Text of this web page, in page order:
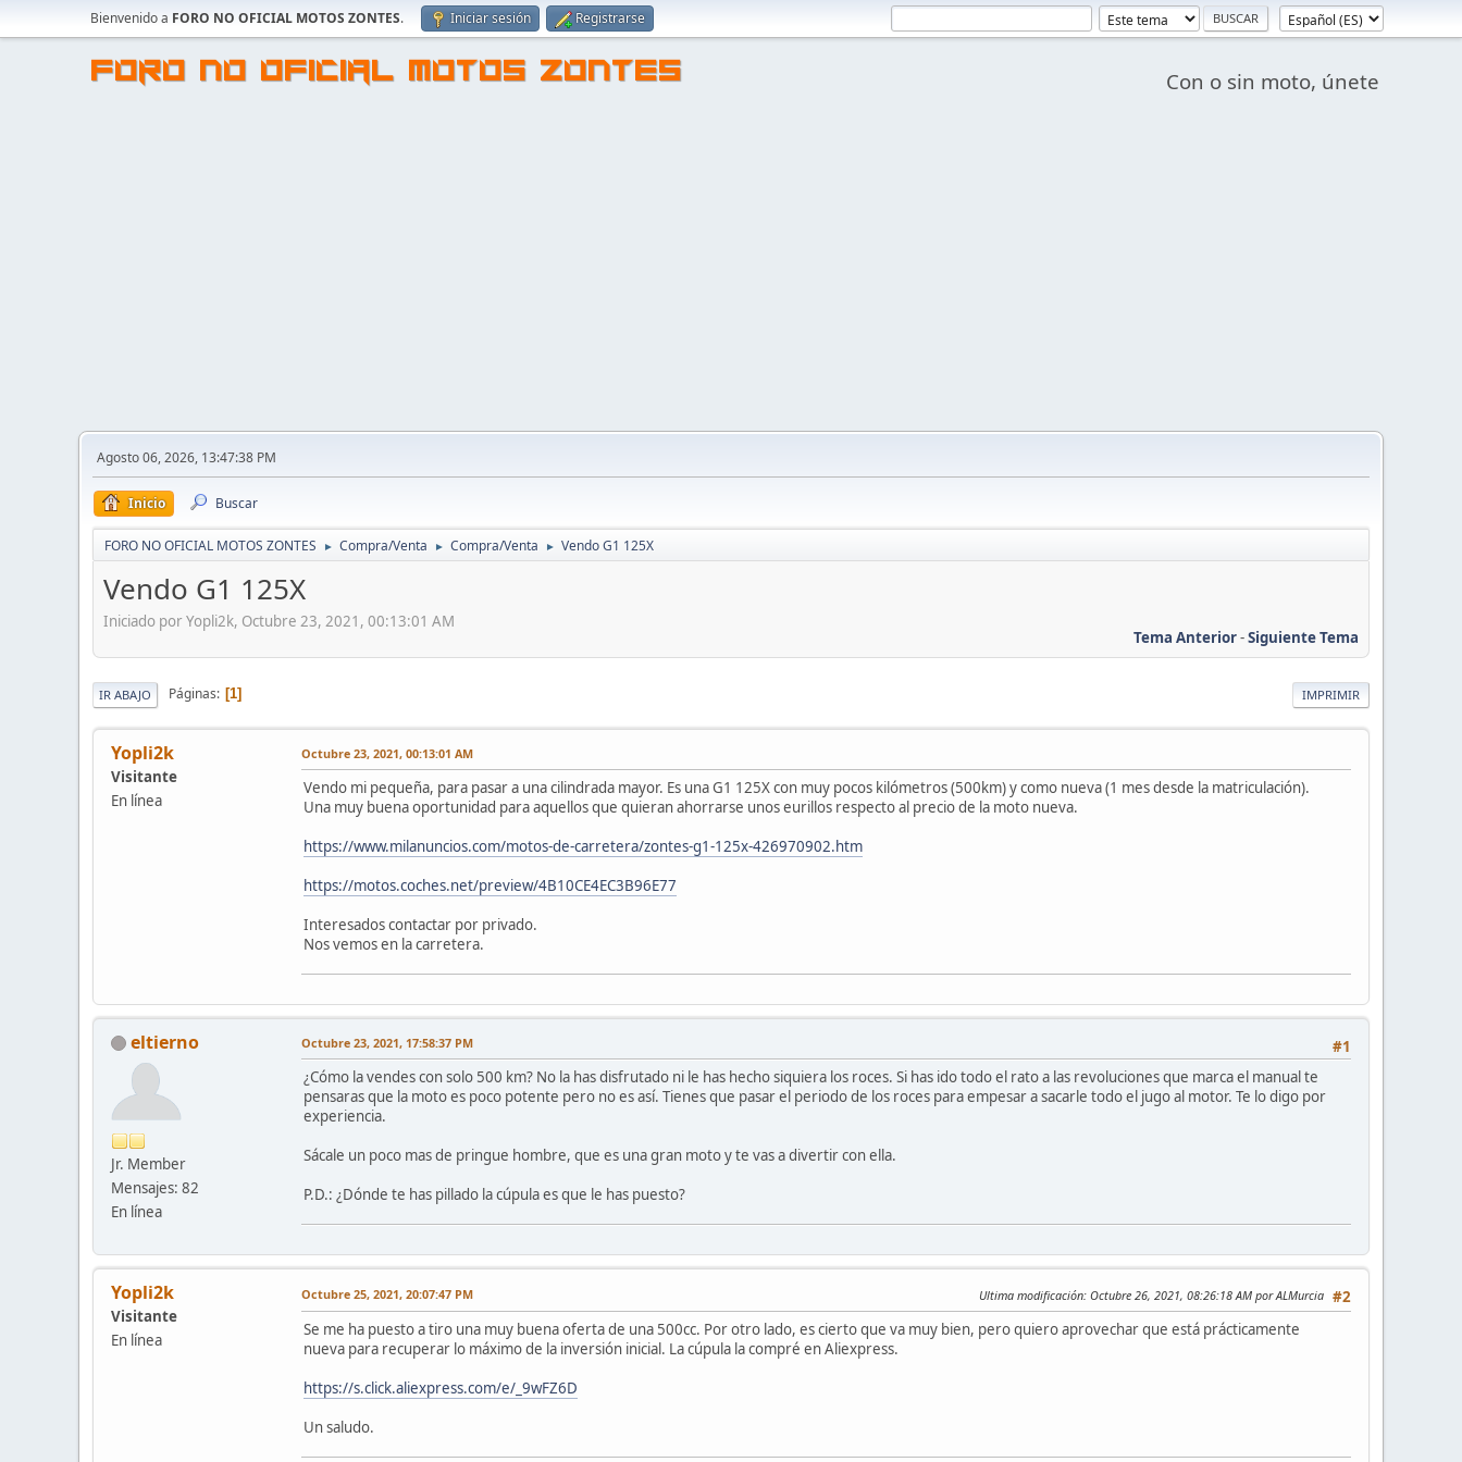
Bienvenido a FORO NO OFICIAL MOTOS ZONTES. Iniciar sesión Registrarse
FORO NO OFICIAL MOTOS ZONTES Con o sin moto, únete
Agosto 06, 2026, 13:47:38 PM
Inicio Buscar
FORO NO OFICIAL MOTOS ZONTES ► Compra/Venta ► Compra/Venta ► Vendo G1 125X
Vendo G1 125X
Iniciado por Yopli2k, Octubre 23, 2021, 00:13:01 AM
Tema Anterior-Siguiente Tema
IMPRIMIR
IR ABAJO Páginas 1
Yopli2k
Visitante
En línea
Octubre 23, 2021, 00:13:01 AM
Vendo mi pequeña, para pasar a una cilindrada mayor. Es una G1 125X con muy pocos kilómetros (500km) y como nueva (1 mes desde la matriculación).
Una muy buena oportunidad para aquellos que quieran ahorrarse unos eurillos respecto al precio de la moto nueva.
https://www.milanuncios.com/motos-de-carretera/zontes-g1-125x-426970902.htm
https://motos.coches.net/preview/4B10CE4EC3B96E77
Interesados contactar por privado.
Nos vemos en la carretera.
eltierno
Jr. Member
Mensajes: 82
En línea
#1
Octubre 23, 2021, 17:58:37 PM
¿Cómo la vendes con solo 500 km? No la has disfrutado ni le has hecho siquiera los roces. Si has ido todo el rato a las revoluciones que marca el manual te
pensaras que la moto es poco potente pero no es así. Tienes que pasar el periodo de los roces para empesar a sacarle todo el jugo al motor. Te lo digo por
experiencia.
Sácale un poco mas de pringue hombre, que es una gran moto y te vas a divertir con ella.
P.D.: ¿Dónde te has pillado la cúpula es que le has puesto?
Yopli2k
Visitante
En línea
#2
Octubre 25, 2021, 20:07:47 PM Ultima modificación: Octubre 26, 2021, 08:26:18 AM por ALMurcia
Se me ha puesto a tiro una muy buena oferta de una 500cc. Por otro lado, es cierto que va muy bien, pero quiero aprovechar que está prácticamente
nueva para recuperar lo máximo de la inversión inicial. La cúpula la compré en Aliexpress.
https://s.click.aliexpress.com/e/_9wFZ6D
Un saludo.